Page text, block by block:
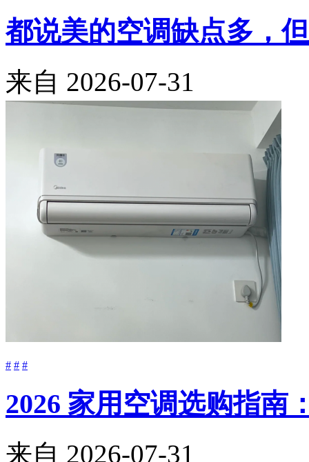
都说美的空调缺点多，
来自 2026-07-31
# # #
2026 家用空调选购指南
来自 2026-07-31